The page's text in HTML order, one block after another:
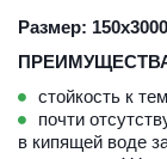
Размер:
стойкость к
почти
в кипящей воде